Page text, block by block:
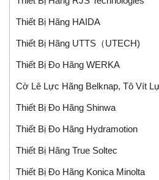
Thiết Bị Hãng HAIDA
Thiết Bị Hãng UTTS（UTECH)
Thiết Bị Đo Hãng WERKA
Cờ Lê Lực Hãng Belknap, Tô Vít
Thiết Bị Đo Hãng Shinwa
Thiết Bị Đo Hãng Hydramotion
Thiết Bị Hãng True Soltec
Thiết Bị Đo Hãng Konica Minolta